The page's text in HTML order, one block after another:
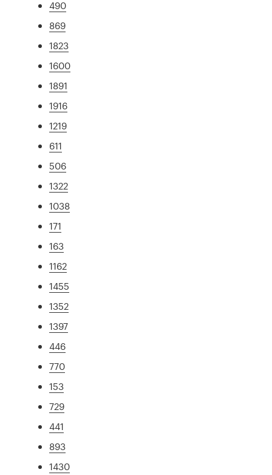
490
869
1823
1600
1891
1916
1219
611
506
1322
1038
171
163
1162
1455
1352
1397
446
770
153
729
441
893
1430